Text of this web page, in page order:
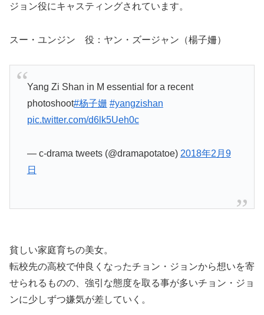
ジョン役にキャスティングされています。
スー・ユンジン 役：ヤン・ズージャン（楊子姍）
Yang Zi Shan in M essential for a recent
photoshoot#杨子姗 #yangzishan
pic.twitter.com/d6lk5Ueh0c
— c-drama tweets (@dramapotatoe) 2018年2月9
日
貧しい家庭育ちの美女。
転校先の高校で仲良くなったチョン・ジョンから想いを寄
せられるものの、強引な態度を取る事が多いチョン・ジョ
ンに少しずつ嫌気が差していく。